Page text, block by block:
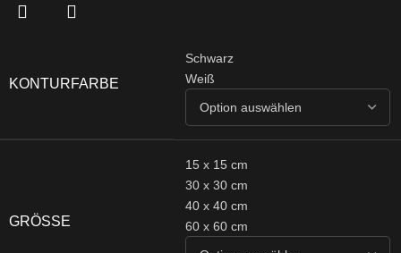
KONTURFARBE
Schwarz
Weiß
GRÖSSE
15 x 15 cm
30 x 30 cm
40 x 40 cm
60 x 60 cm